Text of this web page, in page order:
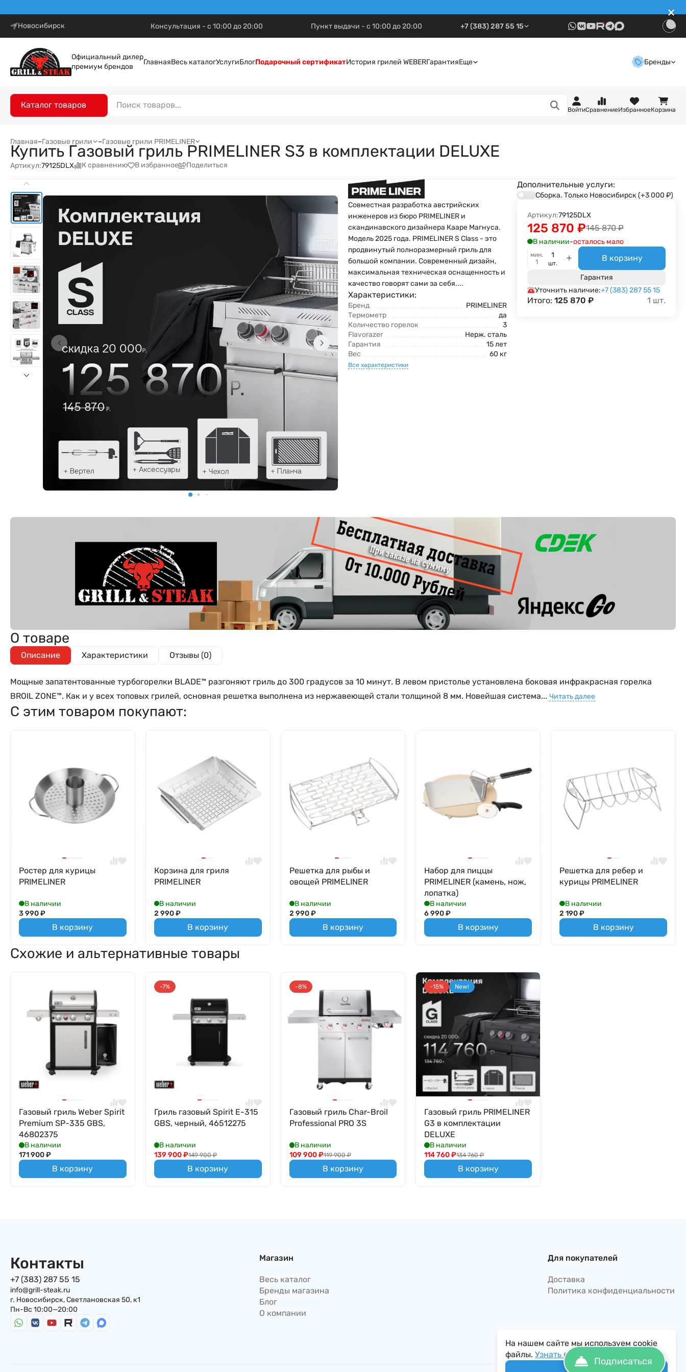
Новосибирск Консультация - с 10:00 до 20:00 Пункт выдачи - с 10:00 до 20:00 +7 (383) 287 55 15
Официальный дилер
премиум брендов
ГлавнаяВесь каталогУслугиБлогПодарочный сертификатИстория грилей WEBERГарантияЕще Бренды
Каталог товаров
ВойтиСравнениеИзбранноеКорзина
Главная–Газовые грили –Газовые грили PRIMELINER
Купить Газовый гриль PRIMELINER S3 в комплектации DELUXE
Артикул:79125DLX К сравнению В избранное Поделиться
Совместная разработка австрийских
инженеров из бюро PRIMELINER и
скандинавского дизайнера Кааре Магнуса.
Модель 2025 года. PRIMELINER S Class - это
продвинутый полноразмерный гриль для
большой компании. Современный дизайн,
максимальная техническая оснащенность и
качество говорят сами за себя....
Характеристики:
Бренд
PRIMELINER
Термометр
да
Количество горелок
3
Flavorazer
Нерж. сталь
Гарантия
15 лет
Вес
60 кг
Все характеристики
Дополнительные услуги:
Сборка. Только Новосибирск (+3 000 ₽)
Артикул:79125DLX
145 870 ₽
125 870 ₽
В наличии-осталось мало
мин.
1
шт.
В корзину
Гарантия
Уточнить наличие:+7 (383) 287 55 15
Итого: 125 870 ₽ 1 шт.
О товаре
Описание Характеристики Отзывы (0)
Мощные запатентованные турбогорелки BLADE™️ разгоняют гриль до 300 градусов за 10 минут. В левом пристолье установлена боковая инфракрасная горелка
BROIL ZONE™️. Как и у всех топовых грилей, основная решетка выполнена из нержавеющей стали толщиной 8 мм. Новейшая система... Читать далее
С этим товаром покупают:
Ростер для курицы
PRIMELINER
В наличии
3 990₽
В корзину
Корзина для гриля
PRIMELINER
В наличии
2 990₽
В корзину
Решетка для рыбы и
овощей PRIMELINER
В наличии
2 990 ₽
В корзину
Набор для пиццы
PRIMELINER (камень, нож,
лопатка)
В наличии
6 990₽
В корзину
Решетка для ребер и
курицы PRIMELINER
В наличии
2 190₽
В корзину
Схожие и альтернативные товары
Газовый гриль Weber Spirit
Premium SP-335 GBS,
46802375
В наличии
171 900₽
В корзину
-7%
Гриль газовый Spirit E-315
GBS, черный, 46512275
В наличии
149 900 ₽
139 900₽
В корзину
-8%
Газовый гриль Char-Broil
Professional PRO 3S
В наличии
119 900 ₽
109 900 ₽
В корзину
-15% New!
Газовый гриль PRIMELINER
G3 в комплектации
DELUXE
В наличии
134 760 ₽
114 760₽
В корзину
Контакты
+7 (383) 287 55 15
info@grill-steak.ru
г. Новосибирск, Светлановская 50, к1
Пн-Вс 10:00—20:00
Магазин
Весь каталог
Бренды магазина
Блог
О компании
Для покупателей
Доставка
Политика конфиденциальности
На нашем сайте мы используем cookie
файлы. Узнать подробнее...
Понятно
Подписаться